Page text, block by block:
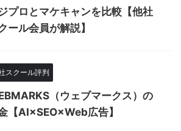
プロとマケキャンを比較【他社
ール会員が解説】
スクール評判
（ウェブマークス）の
【AI×SEO×Web広告】